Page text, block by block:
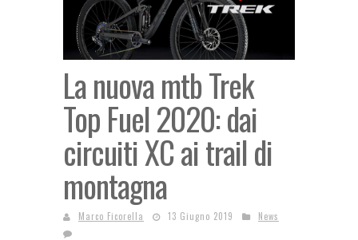
La nuova mtb Trek
Top Fuel 2020: dai
circuiti XC ai trail di
montagna
Marco Ficorella 13 Giugno 2019 News